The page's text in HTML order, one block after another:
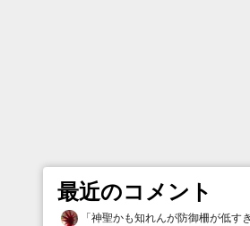
最近のコメント
「神聖かも知れんが防御柵が低す